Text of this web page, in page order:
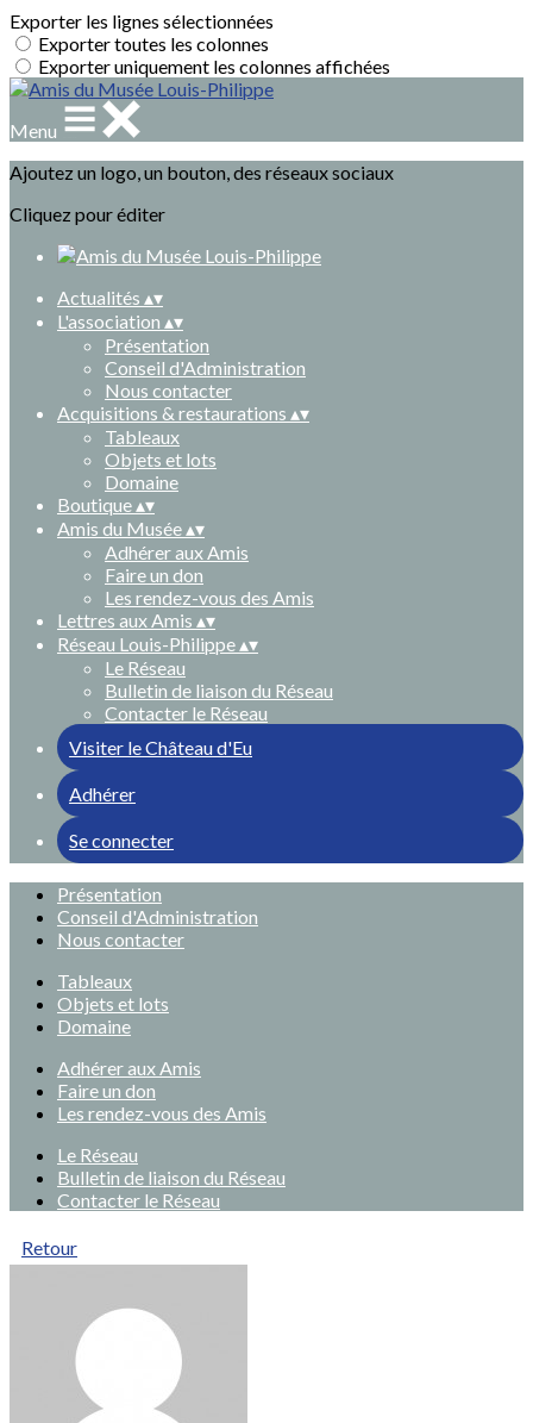
Exporter les lignes sélectionnées
Exporter toutes les colonnes
Exporter uniquement les colonnes affichées
Menu
Ajoutez un logo, un bouton, des réseaux sociaux
Cliquez pour éditer
Actualités ▴▾
L'association ▴▾
Présentation
Conseil d'Administration
Nous contacter
Acquisitions & restaurations ▴▾
Tableaux
Objets et lots
Domaine
Boutique▴▾
Amis du Musée▴▾
Adhérer aux Amis
Faire un don
Les rendez-vous des Amis
Lettres aux Amis ▴▾
Réseau Louis-Philippe▴▾
Le Réseau
Bulletin de liaison du Réseau
Contacter le Réseau
Visiter le Château d'Eu
Adhérer
Se connecter
Présentation
Conseil d'Administration
Nous contacter
Tableaux
Objets et lots
Domaine
Adhérer aux Amis
Faire un don
Les rendez-vous des Amis
Le Réseau
Bulletin de liaison du Réseau
Contacter le Réseau
Retour